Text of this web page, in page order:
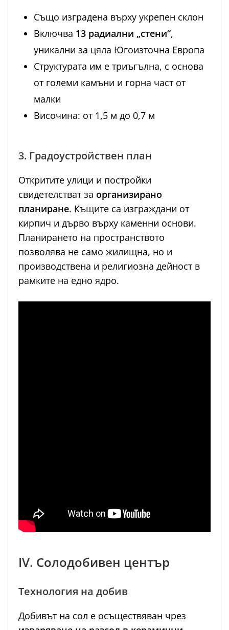
Също изградена върху укрепен склон
Включва 13 радиални „стени“,
уникални за цяла Югоизточна Европа
Структурата им е триъгълна, с основа
от големи камъни и горна част от
малки
Височина: от 1,5 м до 0,7 м
3. Градоустройствен план
Откритите улици и постройки
свидетелстват за организирано
планиране. Къщите са изграждани от
кирпич и дърво върху каменни основи.
Планирането на пространството
позволява не само жилищна, но и
производствена и религиозна дейност в
рамките на едно ядро.
IV. Солодобивен център
Технология на добив
Добивът на сол е осъществяван чрез